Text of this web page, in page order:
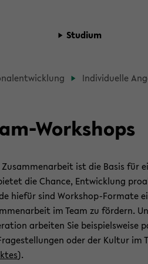
Stu­di­um
In­di­vi­du­el­le
​Workshops
ist die Basis für
die Chance, Entwicklung
hiefür sind Workshop-Formate
im Team zu fördern.
arbeiten Sie beispielsweise
oder der Kultur im
).